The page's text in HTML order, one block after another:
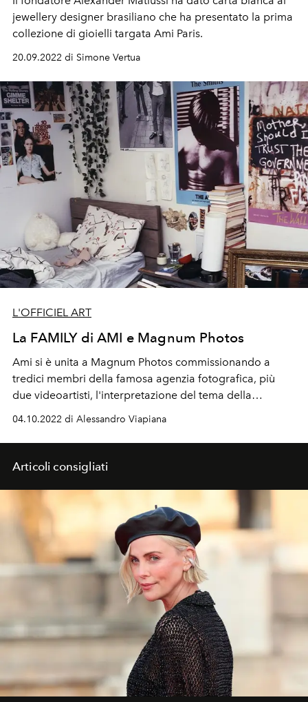
jewellery designer brasiliano che ha presentato la prima
collezione di gioielli targata Ami Paris.
20.09.2022 di Simone Vertua
L'OFFICIEL ART
La FAMILY di AMI e Magnum Photos
Ami si è unita a Magnum Photos commissionando a
tredici membri della famosa agenzia fotografica, più
due videoartisti, l'interpretazione del tema della
famiglia: il progetto FAMILY è ora in mostra a Parigi e
viaggerà in altre città per tutto il 2023.
04.10.2022 di Alessandro Viapiana
Articoli consigliati